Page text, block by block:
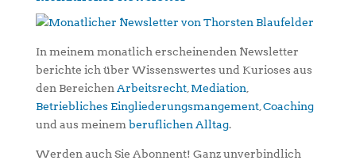
In meinem monatlich erscheinenden Newsletter
berichte ich über Wissenswertes und Kurioses aus
den Bereichen Arbeitsrecht, Mediation
Betriebliches Eingliederungsmangement, Coaching
und aus meinem beruflichen Alltag.
Werden auch Sie Abonnent! Ganz unverbindlich